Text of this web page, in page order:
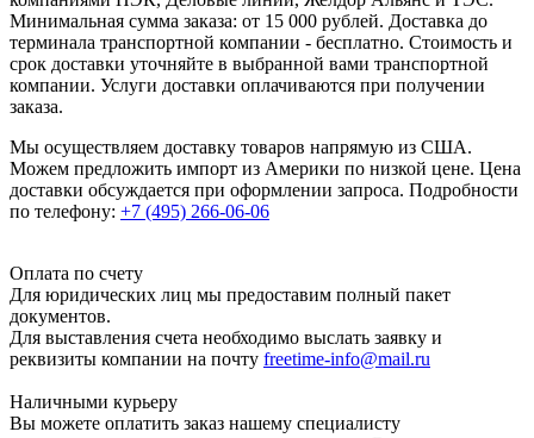
Минимальная сумма заказа: от 15 000 рублей. Доставка до
терминала транспортной компании - бесплатно. Стоимость и
срок доставки уточняйте в выбранной вами транспортной
компании. Услуги доставки оплачиваются при получении
заказа.
Мы осуществляем доставку товаров напрямую из США.
Можем предложить импорт из Америки по низкой цене. Цена
доставки обсуждается при оформлении запроса. Подробности
по телефону: +7 (495) 266-06-06
Оплата по счету
Для юридических лиц мы предоставим полный пакет
документов.
Для выставления счета необходимо выслать заявку и
реквизиты компании на почту freetime-info@mail.ru
Наличными курьеру
Вы можете оплатить заказ нашему специалисту